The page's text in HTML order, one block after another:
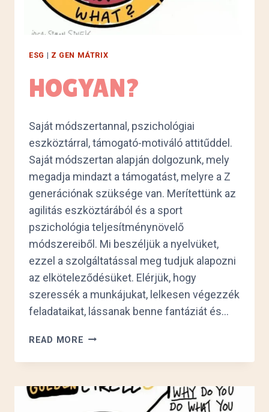
ESG | Z GEN MÁTRIX
HOGYAN?
Saját módszertannal, pszichológiai
eszköztárral, támogató-motiváló attitűddel.
Saját módszertan alapján dolgozunk, mely
megadja mindazt a támogatást, melyre a Z
generációnak szüksége van. Merítettünk az
agilitás eszköztárából és a sport
pszichológia teljesítménynövelő
módszereiből. Mi beszéljük a nyelvüket,
ezzel a szolgáltatással meg tudjuk alapozni
az elköteleződésüket. Elérjük, hogy
szeressék a munkájukat, lelkesen végezzék
feladataikat, lássanak benne fantáziát és…
READ MORE HOGYAN?